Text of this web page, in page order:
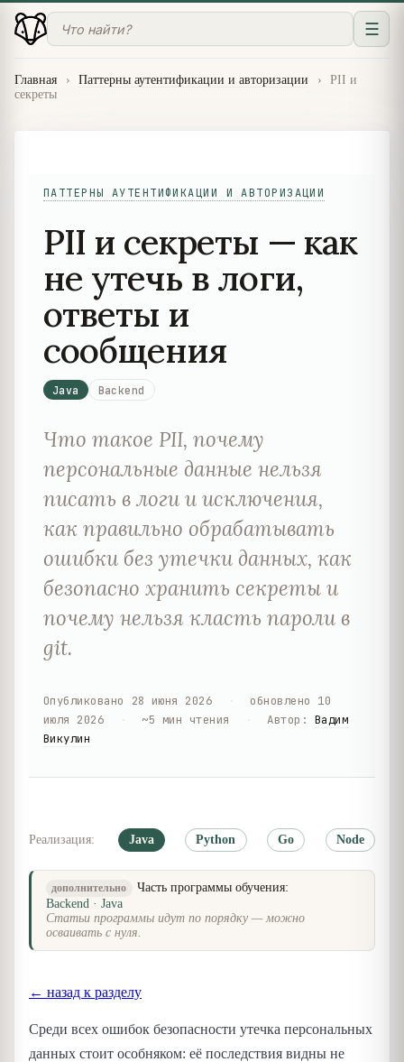
☰
Главная › Паттерны аутентификации и авторизации ›
PII и
секреты
ПАТТЕРНЫ АУТЕНТИФИКАЦИИ И АВТОРИЗАЦИИ
PII и секреты — как
не утечь в логи,
ответы и
сообщения
Java Backend
Что такое PII, почему
персональные данные нельзя
писать в логи и исключения,
как правильно обрабатывать
ошибки без утечки данных, как
безопасно хранить секреты и
почему нельзя класть пароли в
git.
Опубликовано 28 июня 2026 обновлено 10
июля 2026
~5 мин чтения Автор : Вадим
Викулин
Реализация: Java Python Go Node
дополнительно
Часть программы обучения:
Backend · Java
Статьи программы идут по порядку — можно
осваивать с нуля.
← назад к разделу
Среди всех ошибок безопасности утечка персональных
данных стоит особняком: её последствия видны не